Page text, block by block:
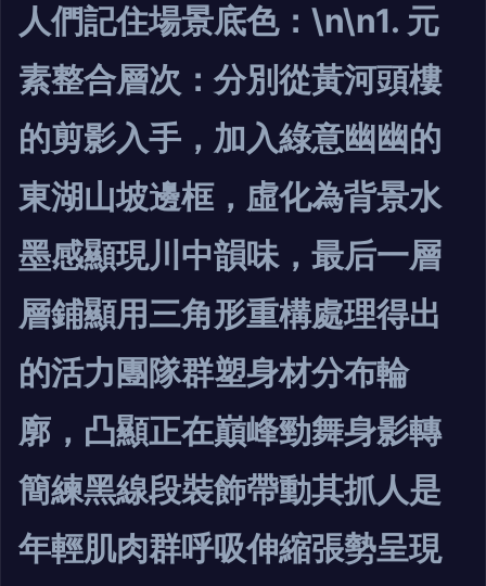
人們記住場景底色：\n\n1. 元
素整合層次：分別從黃河頭樓
的剪影入手，加入綠意幽幽的
東湖山坡邊框，虛化為背景水
墨感顯現川中韻味，最后一層
層鋪顯用三角形重構處理得出
的活力團隊群塑身材分布輪
廓，凸顯正在巔峰勁舞身影轉
簡練黑線段裝飾帶動其抓人是
年輕肌肉群呼吸伸縮張勢呈現